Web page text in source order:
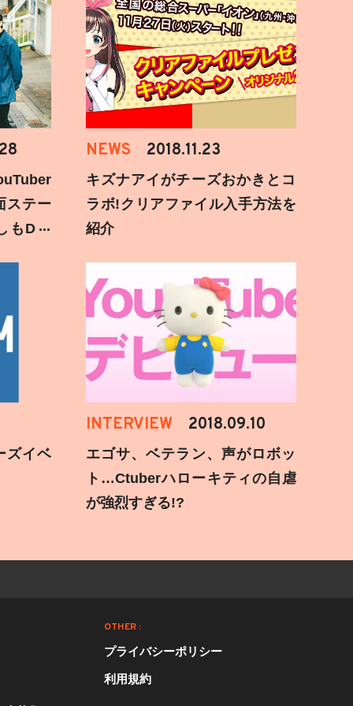
ステー
もD遅
NEWS 2018.11.23
キズナアイがチーズおかきとコ
ラボ!クリアファイル入手方法を
紹介
ズイベ
INTERVIEW 2018.09.10
エゴサ、ベテラン、声がロボッ
ト…Ctuberハローキティの自虐
が強烈すぎる!?
OTHER :
プライバシーポリシー
利用規約